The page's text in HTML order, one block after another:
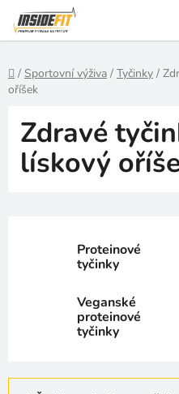
Přejít
na
obsah
Domů
/ Sportovní výživa / Tyčinky /
oříšek
Zdravé
lískový
Proteinové
tyčinky
Veganské
proteinové
tyčinky
Ř